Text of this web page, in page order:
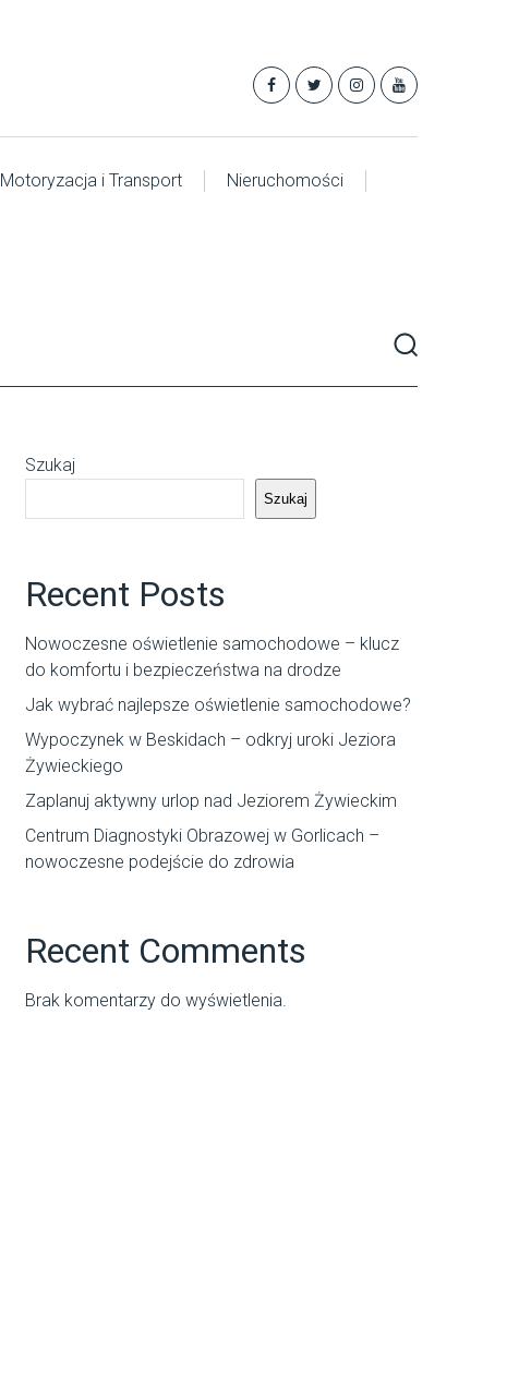
Motoryzacja i Transport Nieruchomości
Szukaj
Szukaj
Recent Posts
Nowoczesne oświetlenie samochodowe – klucz
do komfortu i bezpieczeństwa na drodze
Jak wybrać najlepsze oświetlenie samochodowe?
Wypoczynek w Beskidach – odkryj uroki Jeziora
Żywieckiego
Zaplanuj aktywny urlop nad Jeziorem Żywieckim
Centrum Diagnostyki Obrazowej w Gorlicach –
nowoczesne podejście do zdrowia
Recent Comments
Brak komentarzy do wyświetlenia.